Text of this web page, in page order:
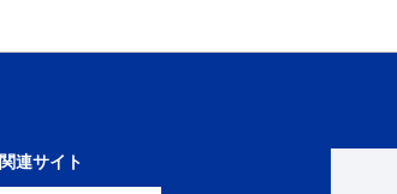
関連サイト